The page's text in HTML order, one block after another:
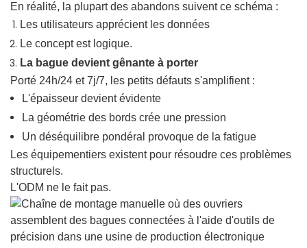
En réalité, la plupart des abandons suivent ce schéma :
Les utilisateurs apprécient les données
Le concept est logique.
La bague devient gênante à porter
Porté 24h/24 et 7j/7, les petits défauts s'amplifient :
L'épaisseur devient évidente
La géométrie des bords crée une pression
Un déséquilibre pondéral provoque de la fatigue
Les équipementiers existent pour résoudre ces problèmes
structurels.
L'ODM ne le fait pas.